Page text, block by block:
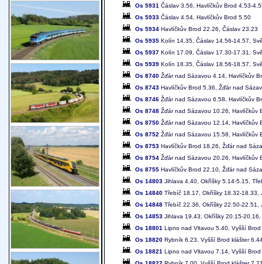
Os 5931 Čáslav 3.56, Havlíčkův Brod 4.53-
Os 5933 Čáslav 4.54, Havlíčkův Brod 5.50
Os 5934 Havlíčkův Brod 22.26, Čáslav 23.23
Os 5935 Kolín 14.35, Čáslav 14.56-14.57,
Os 5937 Kolín 17.09, Čáslav 17.30-17.31,
Os 5939 Kolín 18.35, Čáslav 18.56-18.57,
Os 8740 Žďár nad Sázavou 4.14, Havlíčkův
Os 8743 Havlíčkův Brod 5.36, Žďár nad
Os 8746 Žďár nad Sázavou 6.58, Havlíčkův
Os 8748 Žďár nad Sázavou 10.26, Havlíčkův
Os 8750 Žďár nad Sázavou 12.14, Havlíčkův
Os 8752 Žďár nad Sázavou 15.58, Havlíčkův
Os 8753 Havlíčkův Brod 18.26, Žďár nad
Os 8754 Žďár nad Sázavou 20.26, Havlíčkův
Os 8755 Havlíčkův Brod 22.10, Žďár nad
Os 14803 Jihlava 4.40, Okříšky 5.14-5.15,
Os 14840 Třebíč 18.17, Okříšky 18.32-18.33,
Os 14848 Třebíč 22.36, Okříšky 22.50-22.51,
Os 14853 Jihlava 19.43, Okříšky 20.15-
Os 18801 Lipno nad Vltavou 5.40, Vyšší
Os 18820 Rybník 6.23, Vyšší Brod klášter
Os 18821 Lipno nad Vltavou 7.14, Vyšší